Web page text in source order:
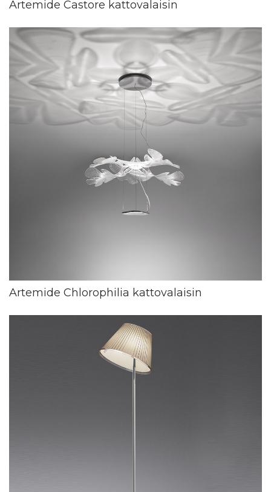
Artemide Castore kattovalaisin
Artemide Chlorophilia kattovalaisin